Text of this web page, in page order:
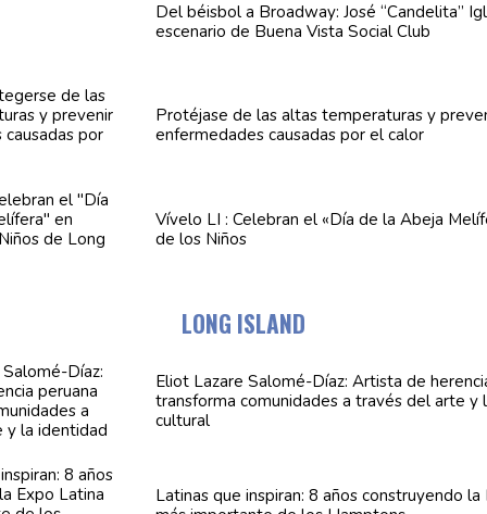
Del béisbol a Broadway: José“Candelita”
escenario de Buena Vista Social Club
Protéjase de las altastemperaturas y
enfermedades causadas por el calor
Vívelo LI : Celebran el «Día de la Abeja
de los Niños
LONG ISLAND
Eliot LazareSalomé-Díaz: Artista de
transformacomunidades a través del arte y
cultural
Latinas que inspiran: 8 añosconstruyendo la